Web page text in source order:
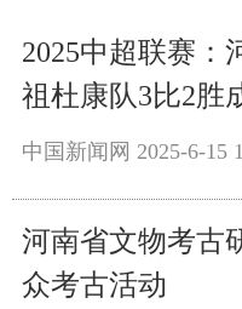
2025中超联赛：
祖杜康队3比2胜
中国新闻网 2025-6-15
河南省文物考古
众考古活动